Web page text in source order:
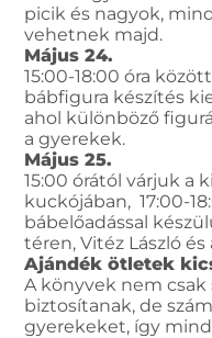
picik és nagyok,
vehetnek majd.
Május 24.
15:00-18:00 óra
bábfigura készítés
ahol különböző
a gyerekek.
Május 25.
15:00 órától várjuk a
kuckójában, 17:00-
bábelőadással
téren, Vitéz László
Ajándék ötletek
A könyvek nem csak
biztosítanak, de
gyerekeket, így